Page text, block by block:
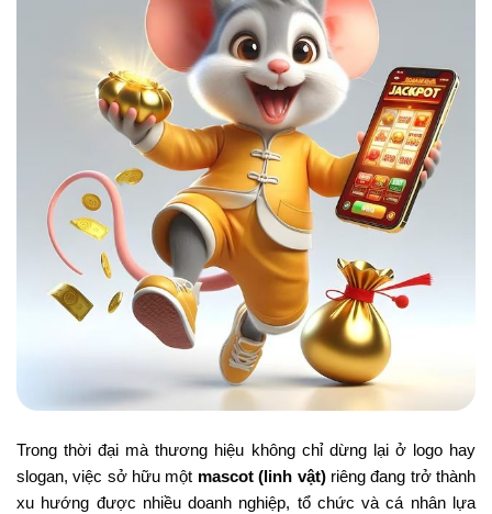
Trong thời đại mà thương hiệu không chỉ dừng lại ở logo hay
slogan, việc sở hữu một mascot (linh vật)riêng đang trở thành
xu hướng được nhiều doanh nghiệp, tổ chức và cá nhân lựa